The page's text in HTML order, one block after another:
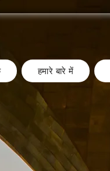
हमारे बारे में